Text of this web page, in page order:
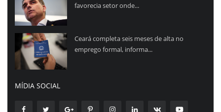
favorecia setor onde...
Ceará completa seis meses de alta no
emprego formal, informa...
MÍDIA SOCIAL